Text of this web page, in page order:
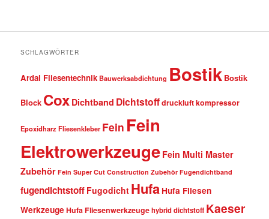
SCHLAGWÖRTER
Ardal Fliesentechnik Bauwerksabdichtung Bostik Bostik
Block Cox Dichtband Dichtstoffdruckluft kompressor
Epoxidharz Fliesenkleber Fein Fein
Elektrowerkzeuge Fein Multi Master
Zubehör Fein Super Cut Construction Zubehör Fugendichtband
fugendichtstoff Fugodicht Hufa Hufa Fliesen
WerkzeugeHufa Fliesenwerkzeugehybrid dichtstoff Kaeser